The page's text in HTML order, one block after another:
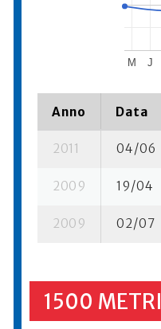
M J
Anno Data
2011 04/06
2009 19/04
2009 02/07
1500 METRI